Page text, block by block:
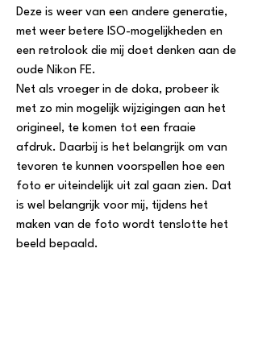
Deze is weer van een andere generatie,
met weer betere ISO-mogelijkheden en
een retrolook die mij doet denken aan de
oude Nikon FE.
Net als vroeger in de doka, probeer ik
met zo min mogelijk wijzigingen aan het
origineel, te komen tot een fraaie
afdruk. Daarbij is het belangrijk om van
tevoren te kunnen voorspellen hoe een
foto er uiteindelijk uit zal gaan zien. Dat
is wel belangrijk voor mij, tijdens het
maken van de foto wordt tenslotte het
beeld bepaald.